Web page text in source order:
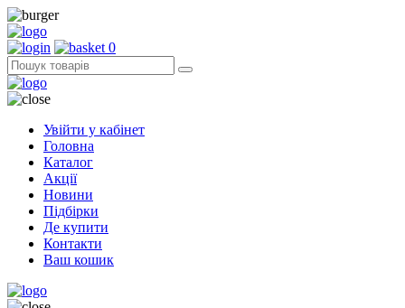
0
Увійти у кабінет
Головна
Каталог
Акції
Новини
Підбірки
Де купити
Контакти
Ваш кошик